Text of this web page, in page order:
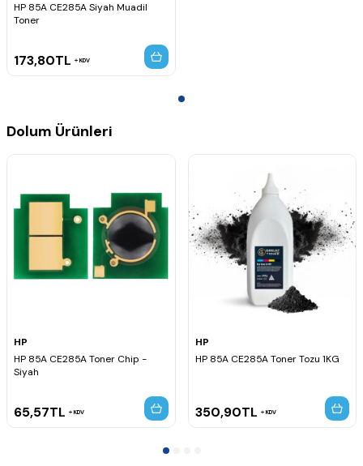
HP 85A CE285A Siyah Muadil
Toner
173,80TL KDV
Dolum Ürünleri
HP
HP 85A CE285A Toner Chip -
Siyah
65,57TL KDV
HP
HP 85A CE285A Toner Tozu 1KG
350,90TL KDV